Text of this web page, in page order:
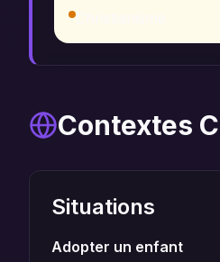
Contextes
Situations
Adopter un enfant